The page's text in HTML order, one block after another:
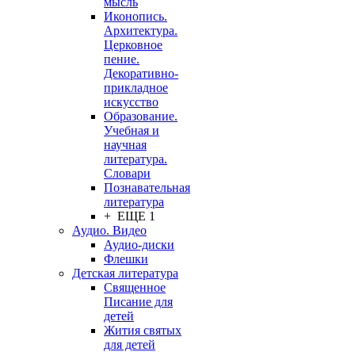
Иконопись.
Архитектура.
Церковное
пение.
Декоративно-
прикладное
искусство
Образование.
Учебная и
научная
литература.
Словари
Познавательная
литература
+ ЕЩЕ 1
Аудио. Видео
Аудио-диски
Флешки
Детская литература
Священное
Писание для
детей
Жития святых
для детей